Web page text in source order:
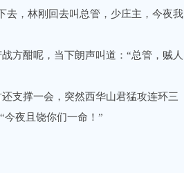
，林刚回去叫总管，少庄主，今夜我
酣呢，当下朗声叫道：“总管，贼人
支撑一会，突然西华山君猛攻连环三
今夜且饶你们一命！”